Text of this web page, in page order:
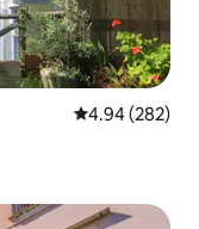
औसत रेटिंग 5 में से
4.94 (282)